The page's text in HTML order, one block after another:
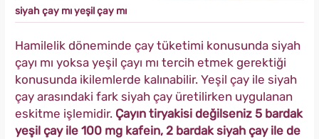
siyah çay mı yeşil çay mı
Hamilelik döneminde çay tüketimi konusunda siyah
çayı mı yoksa yeşil çayı mı tercih etmek gerektiği
konusunda ikilemlerde kalınabilir. Yeşil çay ile siyah
çay arasındaki fark siyah çay üretilirken uygulanan
eskitme işlemidir. Çayın tiryakisi değilseniz 5 bardak
yeşil çay ile 100 mg kafein, 2 bardak siyah çay ile de